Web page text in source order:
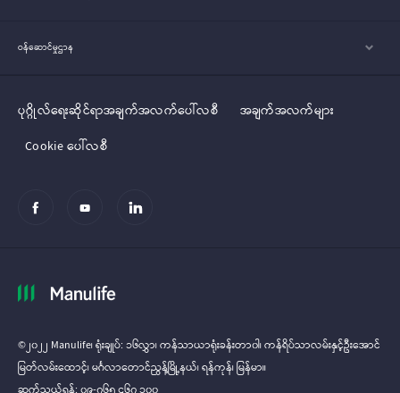
ဝန်ဆောင်မှုဌာန
ပုဂ္ဂိုလ်‌‌‌‌ရေးဆိုင်ရာအချက်အလက်ပေါ်လစီ
အချက်အလက်များ
Cookie ပေါ်လစီ
©၂၀၂၂ Manulife၊ ရုံးချုပ်: ၁၆လွှာ၊ ကန်သာယာရုံးခန်းတာ၀ါ၊ ကန်ရိပ်သာလမ်းနှင့်ဦးအောင်
မြတ်လမ်း‌‌ထောင့်၊ မင်္ဂလာတောင်ညွန့်မြို့နယ်၊ ရန်ကုန်၊ မြန်မာ။